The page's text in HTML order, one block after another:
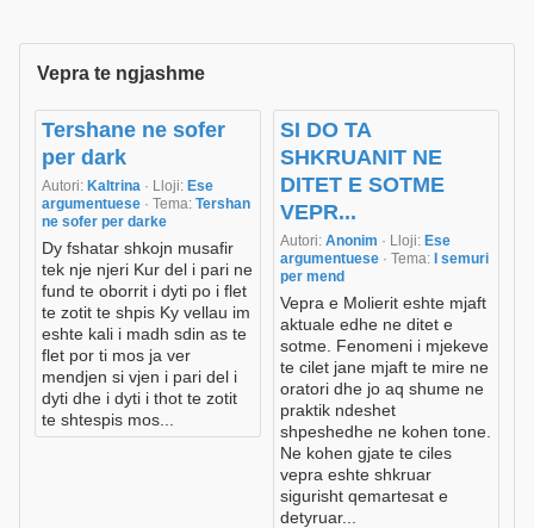
Vepra te ngjashme
Tershane ne sofer
per dark
Autori: Kaltrina · Lloji: Ese
argumentuese · Tema: Tershan
ne sofer per darke
Dy fshatar shkojn musafir
tek nje njeri Kur del i pari ne
fund te oborrit i dyti po i flet
te zotit te shpis Ky vellau im
eshte kali i madh sdin as te
flet por ti mos ja ver
mendjen si vjen i pari del i
dyti dhe i dyti i thot te zotit
te shtespis mos...
SI DO TA
SHKRUANIT NE
DITET E SOTME
VEPR...
Autori: Anonim · Lloji: Ese
argumentuese · Tema: I semuri
per mend
Vepra e Molierit eshte mjaft
aktuale edhe ne ditet e
sotme. Fenomeni i mjekeve
te cilet jane mjaft te mire ne
oratori dhe jo aq shume ne
praktik ndeshet
shpeshedhe ne kohen tone.
Ne kohen gjate te ciles
vepra eshte shkruar
sigurisht qemartesat e
detyruar...